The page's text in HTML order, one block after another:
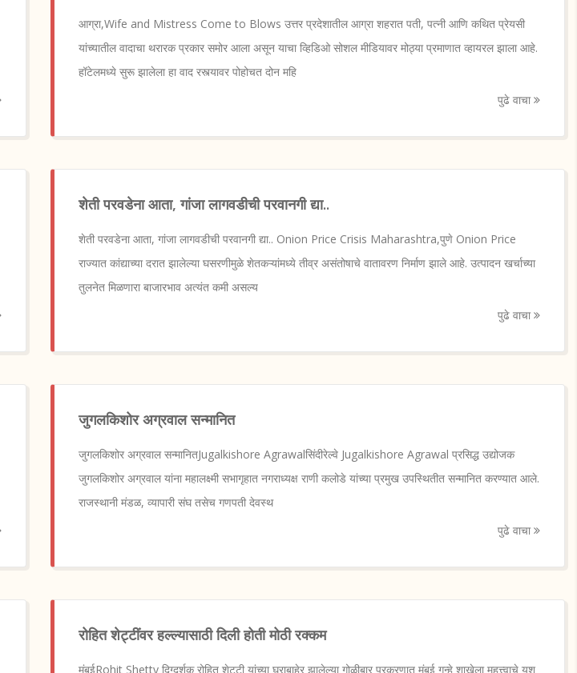
आग्रा,Wife and Mistress Come to Blows उत्तर प्रदेशातील आग्रा शहरात पती, पत्नी आणि कथित प्रेयसी
यांच्यातील वादाचा थरारक प्रकार समोर आला असून याचा व्हिडिओ सोशल मीडियावर मोठ्या प्रमाणात व्हायरल झाला आहे.
हॉटेलमध्ये सुरू झालेला हा वाद रस्त्यावर पोहोचत दोन महि
पुढे वाचा
शेती परवडेना आता, गांजा लागवडीची परवानगी द्या..
शेती परवडेना आता, गांजा लागवडीची परवानगी द्या.. Onion Price Crisis Maharashtra,पुणे Onion Price
राज्यात कांद्याच्या दरात झालेल्या घसरणीमुळे शेतकऱ्यांमध्ये तीव्र असंतोषाचे वातावरण निर्माण झाले आहे. उत्पादन खर्चाच्या
तुलनेत मिळणारा बाजारभाव अत्यंत कमी असल्य
पुढे वाचा
जुगलकिशोर अग्रवाल सन्मानित
जुगलकिशोर अग्रवाल सन्मानितJugalkishore Agrawalसिंदीरेल्वे Jugalkishore Agrawal प्रसिद्ध उद्योजक
जुगलकिशोर अग्रवाल यांना महालक्ष्मी सभागृहात नगराध्यक्ष राणी कलोडे यांच्या प्रमुख उपस्थितीत सन्मानित करण्यात आले.
राजस्थानी मंडळ, व्यापारी संघ तसेच गणपती देवस्थ
पुढे वाचा
रोहित शेट्टींवर हल्ल्यासाठी दिली होती मोठी रक्कम
मुंबईRohit Shetty दिग्दर्शक रोहित शेट्टी यांच्या घराबाहेर झालेल्या गोळीबार प्रकरणात मुंबई गुन्हे शाखेला महत्त्वाचे यश